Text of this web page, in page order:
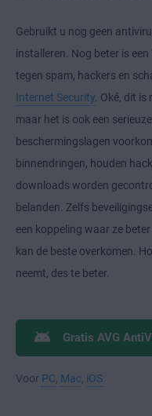
Gebruikt u nog geen
installeren. Nog beter is
tegen spam, hackers en
Internet Security . Oké, dit
maar het is ook een
beschermingslagen
binnendringen, houden
downloads worden
belanden. Zelfs
een koppeling waar ze
kan de beste overkomen.
neemt, des te beter.
Gratis AVG
Voor PC Mac iOS